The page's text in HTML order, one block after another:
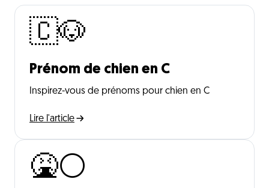
🇨🐶
Prénom de chien en C
Inspirez-vous de prénoms pour chien en C
Lire l'article
🤮⚪